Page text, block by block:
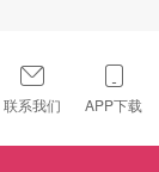
联系我们 APP下载
🇺🇸